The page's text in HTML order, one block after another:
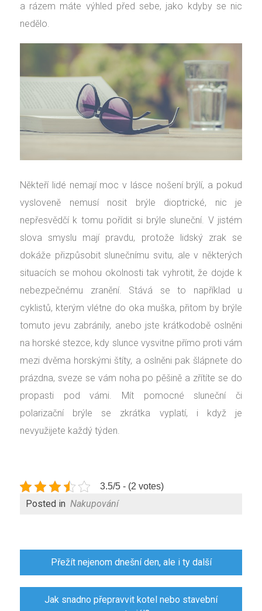
a rázem máte výhled před sebe, jako kdyby se nic
nedělo.
Někteří lidé nemají moc v lásce nošení brýlí, a pokud
vysloveně nemusí nosit brýle dioptrické, nic je
nepřesvědčí k tomu pořídit si brýle sluneční. V jistém
slova smyslu mají pravdu, protože lidský zrak se
dokáže přizpůsobit slunečnímu svitu, ale v některých
situacích se mohou okolnosti tak vyhrotit, že dojde k
nebezpečnému zranění. Stává se to například u
cyklistů, kterým vlétne do oka muška, přitom by brýle
tomuto jevu zabránily, anebo jste krátkodobě oslněni
na horské stezce, kdy slunce vysvitne přímo proti vám
mezi dvěma horskými štíty, a oslněni pak šlápnete do
prázdna, sveze se vám noha po pěšině a zřítíte se do
propasti pod vámi. Mít pomocné sluneční či
polarizační brýle se zkrátka vyplatí, i když je
nevyužijete každý týden.
3.5/5 - (2 votes)
Posted in Nakupování
Přežít nejenom dnešní den, ale i ty další
Jak snadno přepravvit kotel nebo stavební